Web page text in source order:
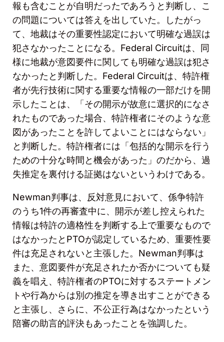
報も含むことが自明だったであろうと判断し、こ
の問題については答えを出していた。したがっ
て、地裁はその重要性認定において明確な過誤は
犯さなかったことになる。 Federal Circuitは、同
様に地裁が意図要件に関しても明確な過誤は犯さ
なかったと判断した。 Federal Circuitは、特許権
者が先行技術に関する重要な情報の一部だけを開
示したことは、「その開示が故意に選択的になさ
れたものであった場合、特許権者にそのような意
図があったことを許してよいことにはならない」
と判断した。特許権者には「包括的な開示を行う
ための十分な時間と機会があった」のだから、過
失推定を裏付ける証拠はないというわけである。
Newman判事は、反対意見において、係争特許
のうち1件の再審査中に、開示が差し控えられた
情報は特許の適格性を判断する上で重要なもので
はなかったと PTOが認定しているため、重要性要
件は充足されないと主張した。 Newman判事は
また、意図要件が充足されたか否かについても疑
義を唱え、特許権者のPTOに対するステートメン
トや行為からは別の推定を導き出すことができる
と主張し、さらに、不公正行為はなかったという
陪審の助言的評決もあったことを強調した。